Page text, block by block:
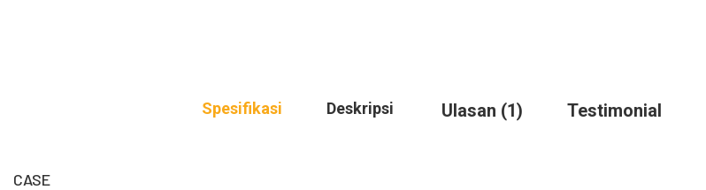
Spesifikasi Deskripsi Ulasan (1) Testimonial
CASE